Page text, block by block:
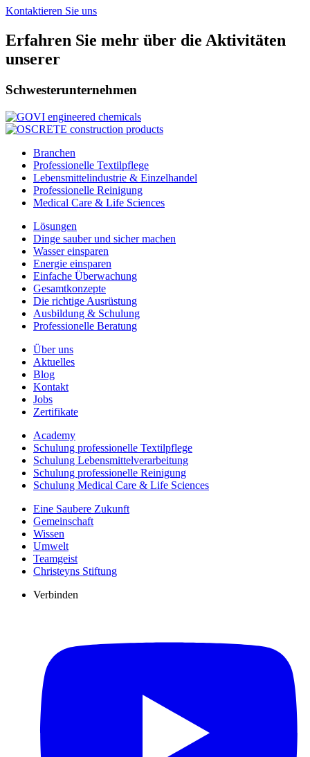
Kontaktieren Sie uns
Erfahren Sie mehr über die Aktivitäten
unserer
Schwesterunternehmen
Branchen
Professionelle Textilpflege
Lebensmittelindustrie & Einzelhandel
Professionelle Reinigung
Medical Care & Life Sciences
Lösungen
Dinge sauber und sicher machen
Wasser einsparen
Energie einsparen
Einfache Überwachung
Gesamtkonzepte
Die richtige Ausrüstung
Ausbildung & Schulung
Professionelle Beratung
Über uns
Aktuelles
Blog
Kontakt
Jobs
Zertifikate
Academy
Schulung professionelle Textilpflege
Schulung Lebensmittelverarbeitung
Schulung professionelle Reinigung
Schulung Medical Care & Life Sciences
Eine Saubere Zukunft
Gemeinschaft
Wissen
Umwelt
Teamgeist
Christeyns Stiftung
Verbinden